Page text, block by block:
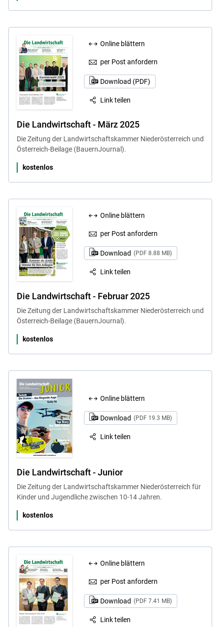
Online blättern
per Post anfordern
Download (PDF)
Link teilen
Die Landwirtschaft - März 2025
Die Zeitung der Landwirtschaftskammer Niederösterreich und
Österreich-Beilage (BauernJournal).
kostenlos
Online blättern
per Post anfordern
Download (PDF 8.88 MB)
Link teilen
Die Landwirtschaft - Februar 2025
Die Zeitung der Landwirtschaftskammer Niederösterreich und
Österreich-Beilage (BauernJournal).
kostenlos
Online blättern
Download (PDF 19.3 MB)
Link teilen
Die Landwirtschaft - Junior
Die Zeitung der Landwirtschaftskammer Niederösterreich für
Kinder und Jugendliche zwischen 10-14 Jahren.
kostenlos
Online blättern
per Post anfordern
Download (PDF 7.41 MB)
Link teilen